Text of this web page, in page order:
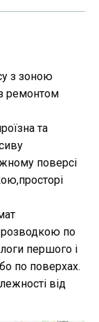
з зоною
ремонтом
та
поверсі
розводкою по
першого і
по поверхах.
від